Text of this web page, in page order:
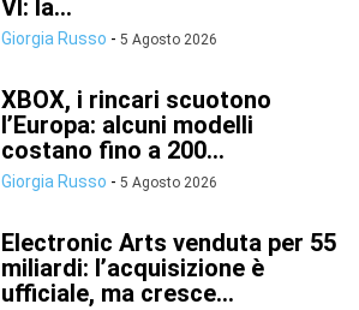
VI: la...
Giorgia Russo - 5 Agosto 2026
XBOX, i rincari scuotono
l’Europa: alcuni modelli
costano fino a 200...
Giorgia Russo - 5 Agosto 2026
Electronic Arts venduta per 55
miliardi: l’acquisizione è
ufficiale, ma cresce...